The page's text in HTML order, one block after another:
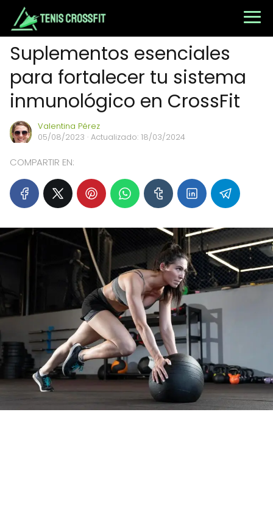
Suplementos esenciales
para fortalecer tu sistema
inmunológico en CrossFit
Valentina Pérez
05/08/2023 · Actualizado: 18/03/2024
COMPARTIR EN: